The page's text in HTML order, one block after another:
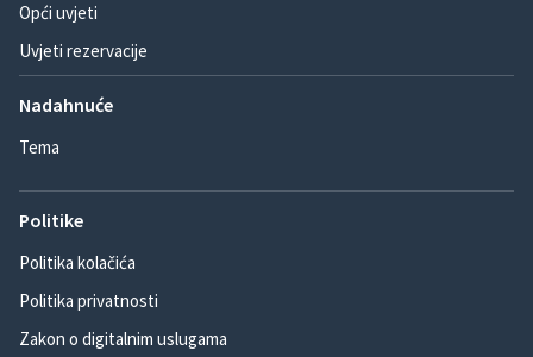
Opći uvjeti
Uvjeti rezervacije
Nadahnuće
Tema
Politike
Politika kolačića
Politika privatnosti
Zakon o digitalnim uslugama